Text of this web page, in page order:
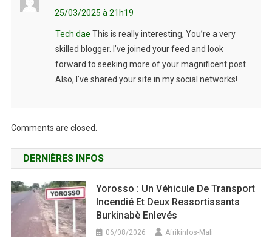
25/03/2025 à 21h19
Tech dae This is really interesting, You’re a very
skilled blogger. I’ve joined your feed and look
forward to seeking more of your magnificent post.
Also, I’ve shared your site in my social networks!
Comments are closed.
DERNIÈRES INFOS
Yorosso : Un Véhicule De Transport
Incendié Et Deux Ressortissants
Burkinabè Enlevés
06/08/2026 Afrikinfos-Mali